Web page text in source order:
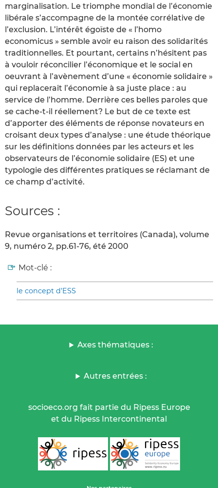
marginalisation. Le triomphe mondial de l’économie
libérale s’accompagne de la montée corrélative de
l’exclusion. L’intérêt égoïste de « l’homo
economicus » semble avoir eu raison des solidarités
traditionnelles. Et pourtant, certains n’hésitent pas
à vouloir réconcilier l’économique et le social en
oeuvrant à l’avènement d’une « économie solidaire »
qui replacerait l’économie à sa juste place : au
service de l’homme. Derrière ces belles paroles que
se cache-t-il réellement? Le but de ce texte est
d’apporter des éléments de réponse novateurs en
croisant deux types d’analyse : une étude théorique
sur les définitions données par les acteurs et les
observateurs de l’économie solidaire (ES) et une
typologie des différentes pratiques se réclamant de
ce champ d’activité.
Sources :
Revue organisations et territoires (Canada), volume
9, numéro 2, pp.61-76, été 2000
Mot-clé :
le concept d’ESS
Axes thématiques :
Autres entrées :
socioeco.org fait partie du Ripess Europe
et du Ripess Intercontinental